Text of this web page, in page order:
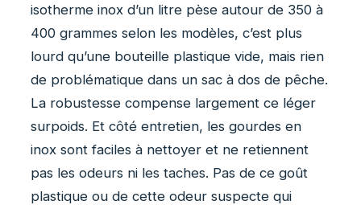
isotherme inox d’un litre pèse autour de 350 à
400 grammes selon les modèles, c’est plus
lourd qu’une bouteille plastique vide, mais rien
de problématique dans un sac à dos de pêche.
La robustesse compense largement ce léger
surpoids. Et côté entretien, les gourdes en
inox sont faciles à nettoyer et ne retiennent
pas les odeurs ni les taches. Pas de ce goût
plastique ou de cette odeur suspecte qui